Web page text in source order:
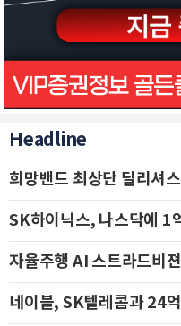
Headline
네이블, SK텔레콤과 24